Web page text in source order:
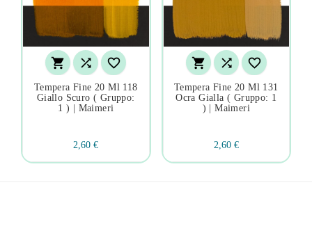
  
Tempera Fine 20 Ml 118
Giallo Scuro ( Gruppo:
1 ) | Maimeri
2,60 €
  
Tempera Fine 20 Ml 131
Ocra Gialla ( Gruppo: 1
) | Maimeri
2,60 €